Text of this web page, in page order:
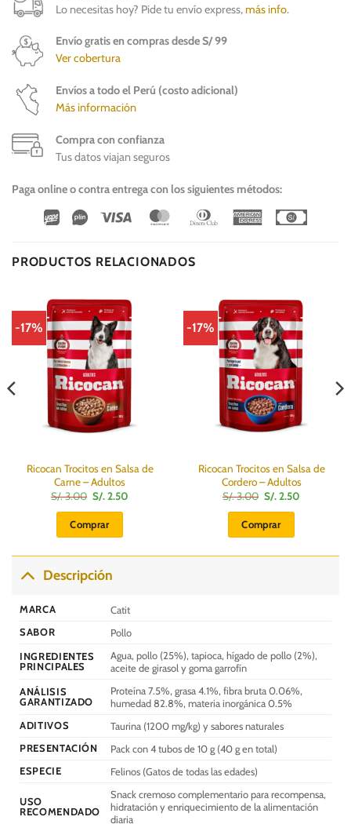
Lo necesitas hoy? Pide tu envío express,más info.
Envío gratis en compras desde S/ 99
Ver cobertura
Envíos a todo el Perú (costo adicional)
Más información
Compra con confianza
Tus datos viajan seguros
Paga online o contra entrega con los siguientes métodos:
Wirecard
Vipps Visa MasterCardDinners
American
PRODUCTOS RELACIONADOS
-17%
Ricocan Trocitos en Salsa de
Carne – Adultos
S/.3.00 El
precio
original
era:
S/.
S/.2.50
Comprar
-17%
Ricocan Trocitos en Salsa de
Cordero – Adultos
S/.3.00 El
precio
original
era:
S/.
S/.2.50
Comprar
Descripción
MARCA
Catit
SABOR
Pollo
INGREDIENTES
PRINCIPALES
Agua, pollo (25%), tapioca, hígado de pollo (2%),
aceite de girasol y goma garrofín
ANÁLISIS
GARANTIZADO
Proteína 7.5%, grasa 4.1%, fibra bruta 0.06%,
humedad 82.8%, materia inorgánica 0.5%
ADITIVOS
Taurina (1200 mg/kg) y sabores naturales
PRESENTACIÓN
Pack con 4 tubos de 10 g (40 g en total)
ESPECIE
Felinos (Gatos de todas las edades)
USO
RECOMENDADO
Snack cremoso complementario para recompensa,
hidratación y enriquecimiento de la alimentación
diaria